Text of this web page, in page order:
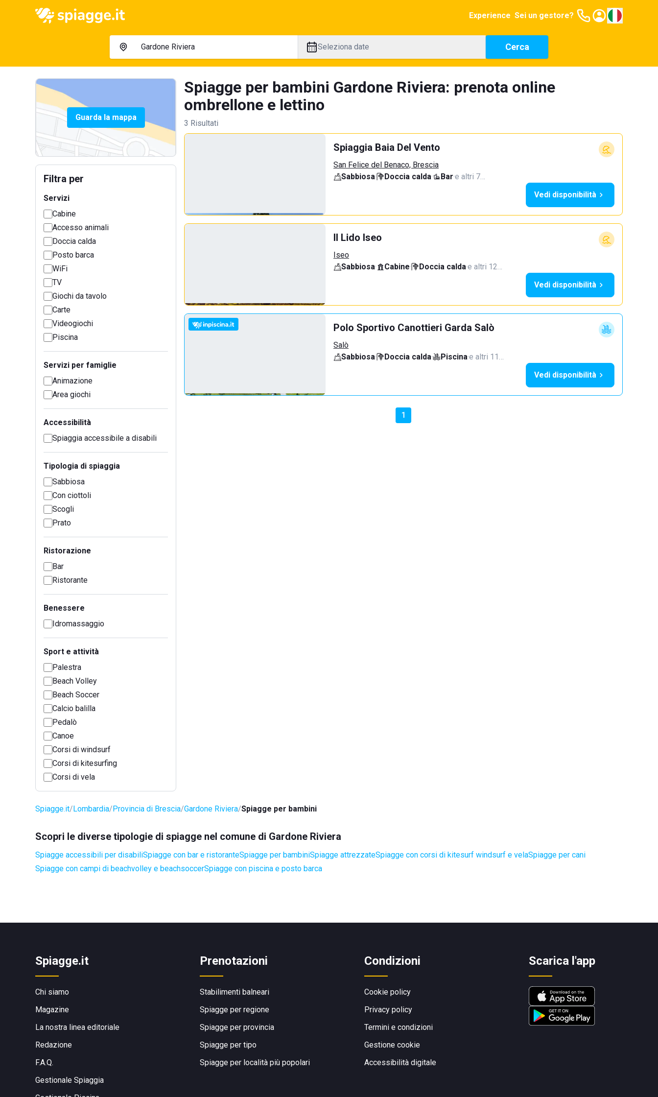
Experience Sei un gestore?
Seleziona date Cerca
Guarda la mappa
Filtra per
Servizi
Cabine
Accesso animali
Doccia calda
Posto barca
WiFi
TV
Giochi da tavolo
Carte
Videogiochi
Piscina
Servizi per famiglie
Animazione
Area giochi
Accessibilità
Spiaggia accessibile a disabili
Tipologia di spiaggia
Sabbiosa
Con ciottoli
Scogli
Prato
Ristorazione
Bar
Ristorante
Benessere
Idromassaggio
Sport e attività
Palestra
Beach Volley
Beach Soccer
Calcio balilla
Pedalò
Canoe
Corsi di windsurf
Corsi di kitesurfing
Corsi di vela
Spiagge per bambini Gardone Riviera: prenota online
ombrellone e lettino
3 Risultati
Spiaggia Baia Del Vento
San Felice del Benaco, Brescia
Sabbiosa· Doccia calda· Bar·e altri 7…
Vedi disponibilità
Il Lido Iseo
Iseo
Sabbiosa· Cabine· Doccia calda·e altri 12…
Vedi disponibilità
Polo Sportivo Canottieri Garda Salò
Salò
Sabbiosa· Doccia calda· Piscina·e altri 11…
Vedi disponibilità
1
Spiagge.it Lombardia Provincia di Brescia Gardone Riviera Spiagge per bambini
Scopri le diverse tipologie di spiagge nel comune di Gardone Riviera
Spiagge accessibili per disabiliSpiagge con bar e ristoranteSpiagge per bambiniSpiagge attrezzateSpiagge con corsi di kitesurf windsurf e velaSpiagge per cani
Spiagge con campi di beachvolley e beachsoccerSpiagge con piscina e posto barca
Spiagge.it
Chi siamo
Magazine
La nostra linea editoriale
Redazione
F.A.Q.
Gestionale Spiaggia
Prenotazioni
Stabilimenti balneari
Spiagge per regione
Spiagge per provincia
Spiagge per tipo
Spiagge per località più popolari
Condizioni
Cookie policy
Privacy policy
Termini e condizioni
Gestione cookie
Accessibilità digitale
Scarica l'app